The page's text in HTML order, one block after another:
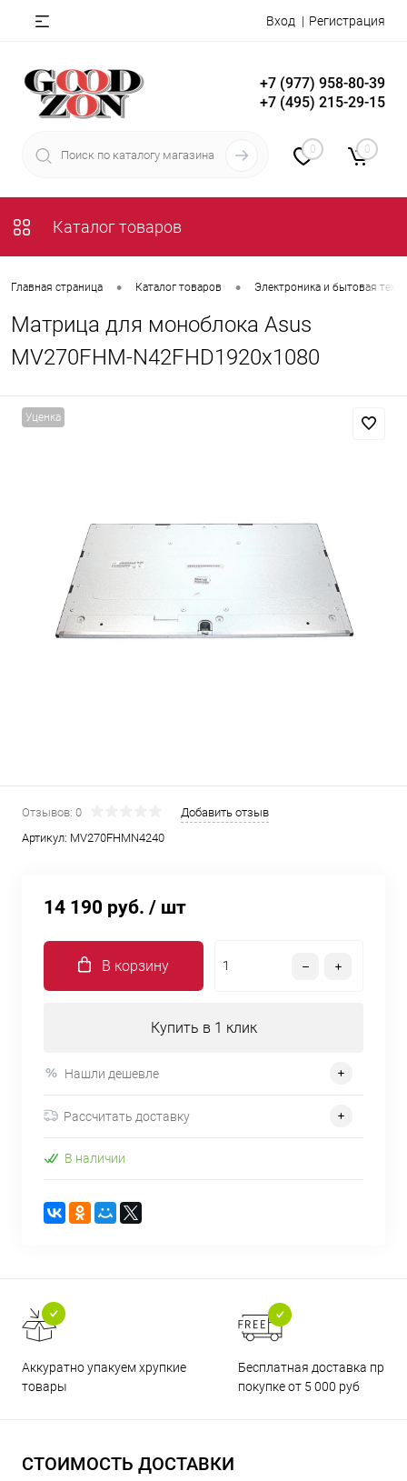
Вход Регистрация
+7 (977) 958-80-39
+7 (495) 215-29-15
0 0
Каталог товаров
Главная страница • Каталог товаров • Электроника и бытовая
Матрица для моноблока Asus
MV270FHM-N42FHD1920x1080
Уценка
Отзывов: 0
Добавить отзыв
Артикул: MV270FHMN4240
14 190 руб. / шт
В корзину
Купить в 1 клик
Нашли дешевле
Рассчитать доставку
В наличии
Аккуратно упакуем хрупкие
товары
Бесплатная доставка при
покупке от 5 000 руб
СТОИМОСТЬ ДОСТАВКИ